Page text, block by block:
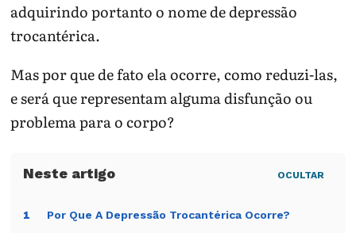
adquirindo portanto o nome de depressão
trocantérica.
Mas por que de fato ela ocorre, como reduzi-las,
e será que representam alguma disfunção ou
problema para o corpo?
OCULTAR
1 Por Que A Depressão Trocantérica Ocorre?